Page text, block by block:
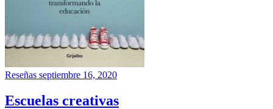
Reseñas septiembre 16, 2020
Escuelas creativas